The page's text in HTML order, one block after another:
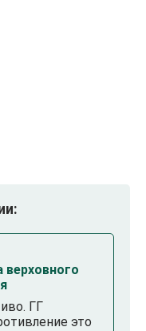
ГГ
это